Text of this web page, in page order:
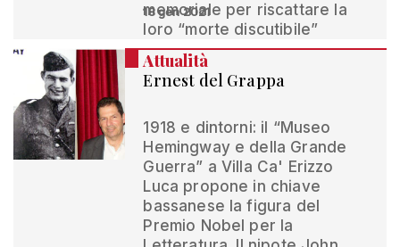
memoriale per riscattare la
loro “morte discutibile”
18 gen 2021
Attualità
Ernest del Grappa
1918 e dintorni: il “Museo
Hemingway e della Grande
Guerra” a Villa Ca' Erizzo
Luca propone in chiave
bassanese la figura del
Premio Nobel per la